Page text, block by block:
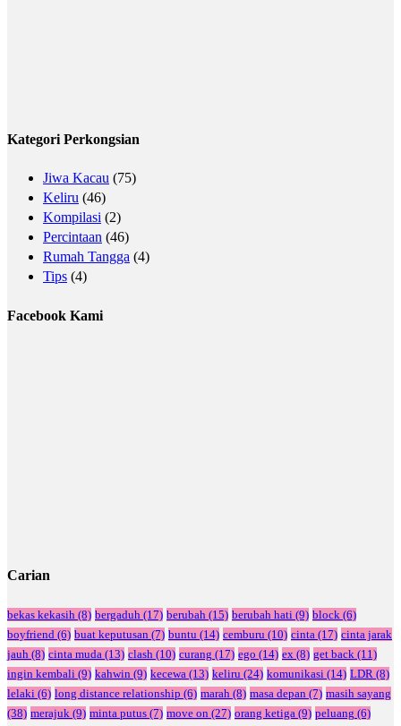
Kategori Perkongsian
Jiwa Kacau (75)
Keliru (46)
Kompilasi (2)
Percintaan (46)
Rumah Tangga (4)
Tips (4)
Facebook Kami
Carian
bekas kekasih (8) bergaduh (17) berubah (15) berubah hati (9) block (6)
boyfriend (6) buat keputusan (7) buntu (14) cemburu (10) cinta (17) cinta jarak
jauh (8) cinta muda (13) clash (10) curang (17) ego (14) ex (8) get back (11)
ingin kembali (9) kahwin (9) kecewa (13) keliru (24) komunikasi (14) LDR (8)
lelaki (6) long distance relationship (6) marah (8) masa depan (7) masih sayang
(38) merajuk (9) minta putus (7) move on (27) orang ketiga (9) peluang (6)